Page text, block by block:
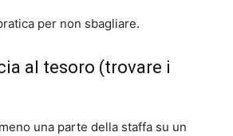
per non sbagliare.
al tesoro (trovare i
una parte della staffa su un